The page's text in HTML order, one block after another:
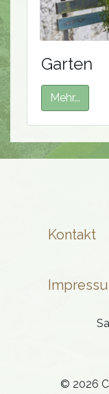
Garten
Mehr...
Kontakt
© 2026